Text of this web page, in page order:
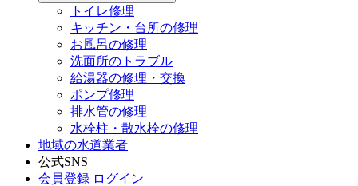
トイレ修理
キッチン・台所の修理
お風呂の修理
洗面所のトラブル
給湯器の修理・交換
ポンプ修理
排水管の修理
水栓柱・散水栓の修理
地域の水道業者
公式SNS
会員登録 ログイン